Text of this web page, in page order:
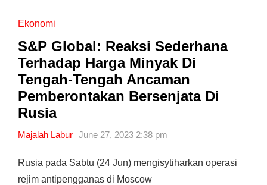
Ekonomi
S&P Global: Reaksi Sederhana
Terhadap Harga Minyak Di
Tengah-Tengah Ancaman
Pemberontakan Bersenjata Di
Rusia
Majalah Labur June 27, 2023 2:38 pm
Rusia pada Sabtu (24 Jun) mengisytiharkan operasi
rejim antipengganas di Moscow